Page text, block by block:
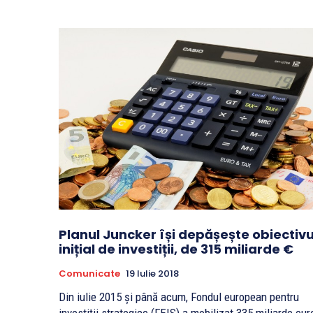
Planul Juncker își depășește
inițial de investiții, de 315 miliarde €
Comunicate 19 Iulie 2018
Din iulie 2015 și până acum, Fondul european pentru